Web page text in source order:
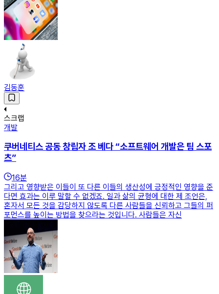
김동훈
스크랩
개발
쿠버네티스 공동 창립자 조 베다 “소프트웨어 개발은 팀 스포
츠”
16분
그리고 영향받은 이들이 또 다른 이들의 생산성에 긍정적인 영향을 준
다면 효과는 이루 말할 수 없겠죠. 일과 삶의 균형에 대한 제 조언은,
혼자서 모든 것을 감당하지 않도록 다른 사람들을 신뢰하고 그들의 퍼
포먼스를 높이는 방법을 찾으라는 것입니다. 사람들은 자신